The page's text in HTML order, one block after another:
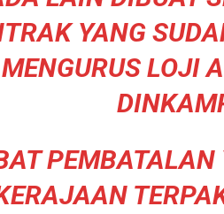
YANG
MENGURUS LOJI